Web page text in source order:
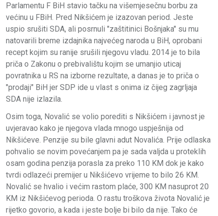
Parlamentu F BiH stavio tačku na višemjesečnu borbu za
većinu u FBiH. Pred Nikšićem je izazovan period. Jeste
uspio srušiti SDA, ali posrnuli "zaštitinici Bošnjaka" su mu
natovarili breme izdajnika najvećeg naroda u BiH, oprobani
recept kojim su ranije srušili njegovu vladu. 2014 je to bila
priča o Zakonu o prebivalištu kojim se umanjio uticaj
povratnika u RS na izborne rezultate, a danas je to priča o
"prodaji" BiH jer SDP ide u vlast s onima iz čijeg zagrljaja
SDA nije izlazila.
Osim toga, Novalić se volio porediti s Nikšićem i javnost je
uvjeravao kako je njegova vlada mnogo uspješnija od
Nikšićeve. Penzije su bile glavni adut Novalića. Prije odlaska
pohvalio se novim povećanjem pa je sada valjda u proteklih
osam godina penzija porasla za preko 110 KM dok je kako
tvrdi odlazeći premijer u Nikšićevo vrijeme to bilo 26 KM.
Novalić se hvalio i većim rastom plaće, 300 KM nasuprot 20
KM iz Nikšićevog perioda. O rastu troškova života Novalić je
rijetko govorio, a kada i jeste bolje bi bilo da nije. Tako će